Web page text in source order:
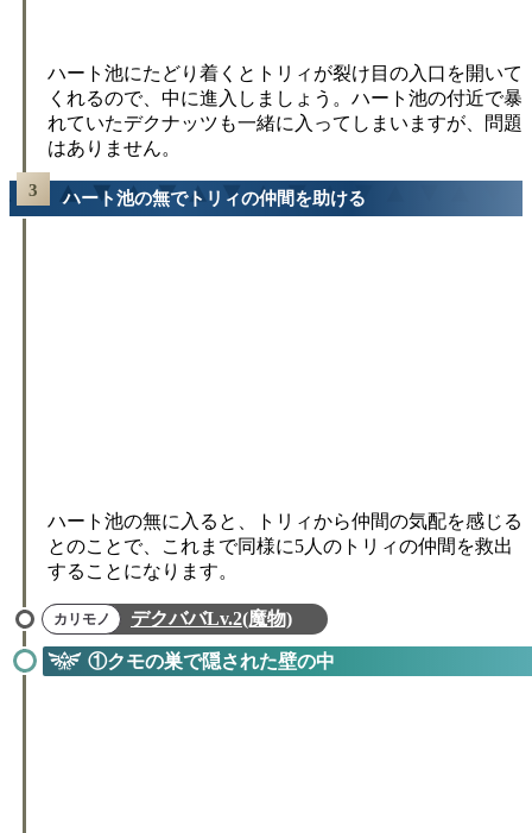
ハート池にたどり着くとトリィが裂け目の入口を開いて
くれるので、中に進入しましょう。ハート池の付近で暴
れていたデクナッツも一緒に入ってしまいますが、問題
はありません。
ハート池の無でトリィの仲間を助ける
ハート池の無に入ると、トリィから仲間の気配を感じる
とのことで、これまで同様に5人のトリィの仲間を救出
することになります。
デクババLv.2(魔物)
①クモの巣で隠された壁の中